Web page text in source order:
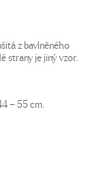
z bavlněného
strany je jiný vzor.
– 55 cm.